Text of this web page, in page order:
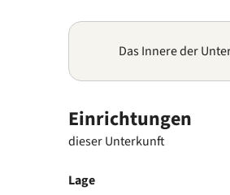
Das Innere der
Einrichtungen
dieser Unterkunft
Lage